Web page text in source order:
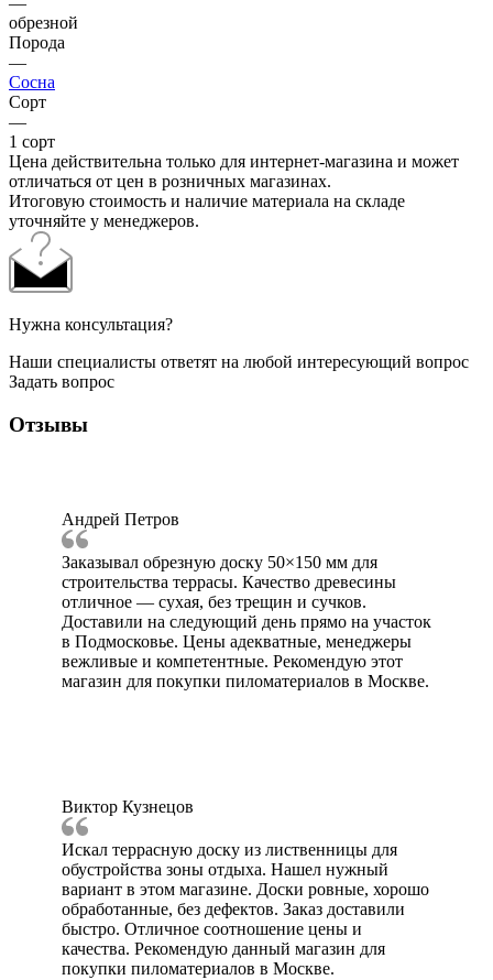
обрезной
Порода
—
Сосна
Сорт
—
1 сорт
Цена действительна только для интернет-магазина и может
отличаться от цен в розничных магазинах.
Итоговую стоимость и наличие материала на складе
уточняйте у менеджеров.
Нужна консультация?
Наши специалисты ответят на любой интересующий вопрос
Задать вопрос
Отзывы
Андрей Петров
Заказывал обрезную доску 50×150 мм для
строительства террасы. Качество древесины
отличное — сухая, без трещин и сучков.
Доставили на следующий день прямо на участок
в Подмосковье. Цены адекватные, менеджеры
вежливые и компетентные. Рекомендую этот
магазин для покупки пиломатериалов в Москве.
Виктор Кузнецов
Искал террасную доску из лиственницы для
обустройства зоны отдыха. Нашел нужный
вариант в этом магазине. Доски ровные, хорошо
обработанные, без дефектов. Заказ доставили
быстро. Отличное соотношение цены и
качества. Рекомендую данный магазин для
покупки пиломатериалов в Москве.